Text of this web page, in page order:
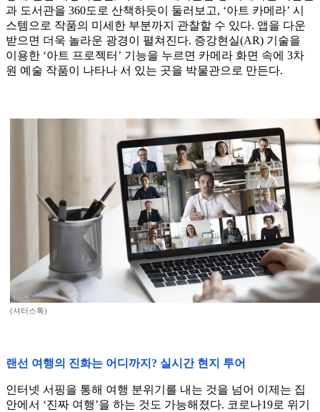
과 도서관을 360도로 산책하듯이 둘러보고, ‘아트 카메라’ 시
스템으로 작품의 미세한 부분까지 관찰할 수 있다. 앱을 다운
받으면 더욱 놀라운 광경이 펼쳐진다. 증강현실(AR) 기술을
이용한 ‘아트 프로젝터’ 기능을 누르면 카메라 화면 속에 3차
원 예술 작품이 나타나 서 있는 곳을 박물관으로 만든다.
(셔터스톡)
랜선 여행의 진화는 어디까지? 실시간 현지 투어
인터넷 서핑을 통해 여행 분위기를 내는 것을 넘어 이제는 집
안에서 ‘진짜 여행’을 하는 것도 가능해졌다. 코로나19로 위기